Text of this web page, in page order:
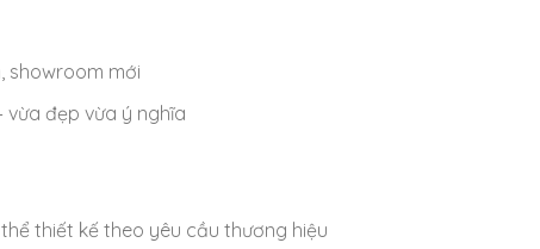
showroom mới
vừa đẹp vừa ý nghĩa
thiết kế theo yêu cầu thương hiệu